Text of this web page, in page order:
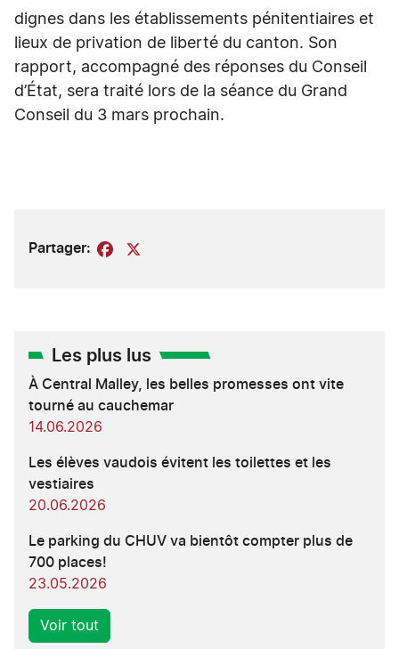
dignes dans les établissements pénitentiaires et
lieux de privation de liberté du canton. Son
rapport, accompagné des réponses du Conseil
d’État, sera traité lors de la séance du Grand
Conseil du 3 mars prochain.
Partager: Facebook
Les plus lus
À Central Malley, les belles promesses ont vite
tourné au cauchemar
14.06.2026
Les élèves vaudois évitent les toilettes et les
vestiaires
20.06.2026
Le parking du CHUV va bientôt compter plus de
700 places!
23.05.2026
Voir tout